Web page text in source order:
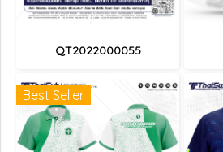
QT2022000055
Best Seller